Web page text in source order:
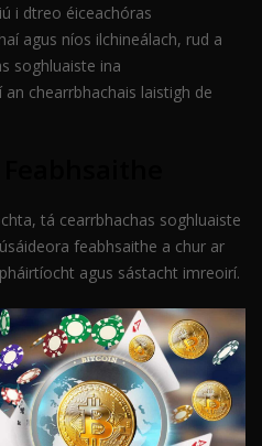
i dtreo éiceachóras
agus níos ilchineálach, rud a
soghluaiste ina
chearrbhachais laistigh de
tá cearrbhachas soghluaiste
feabhsaithe a chur ar
agus sástacht imreoirí.